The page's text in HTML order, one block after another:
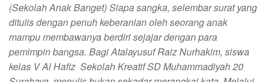
(Sekolah Anak Banget) Siapa sangka, selembar surat yang
ditulis dengan penuh keberanian oleh seorang anak
mampu membawanya berdiri sejajar dengan para
pemimpin bangsa. Bagi Atalayusuf Raiz Nurhakim, siswa
kelas V Al Hafiz Sekolah Kreatif SD Muhammadiyah 20